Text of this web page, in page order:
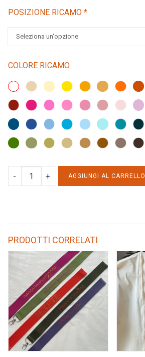
POSIZIONE RICAMO *
COLORE RICAMO
TSHIRT
ADULTO
AGGIUNGI AL CARRELLO
PRODOTTI CORRELATI